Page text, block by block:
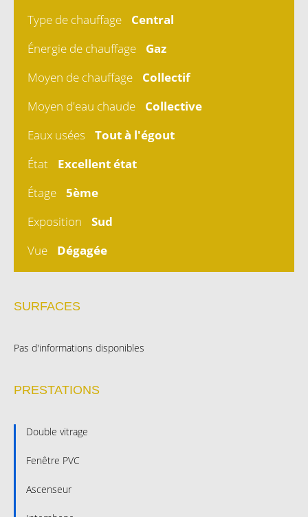
Type de chauffage
Central
Énergie de chauffage
Gaz
Moyen de chauffage
Collectif
Moyen d'eau chaude
Collective
Eaux usées
Tout à l'égout
État
Excellent état
Étage
5ème
Exposition
Sud
Vue
Dégagée
SURFACES
Pas d'informations disponibles
PRESTATIONS
Double vitrage
Fenêtre PVC
Ascenseur